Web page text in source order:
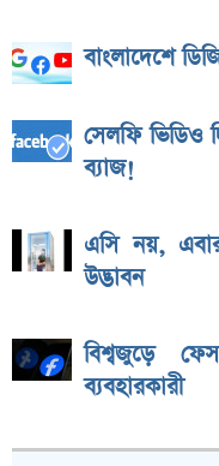
বাংলাদেশে
সেলফি ভিডিও
ব্যাজ!
এসি নয়,
উদ্ভাবন
বিশ্বজুড়ে
ব্যবহারকারী